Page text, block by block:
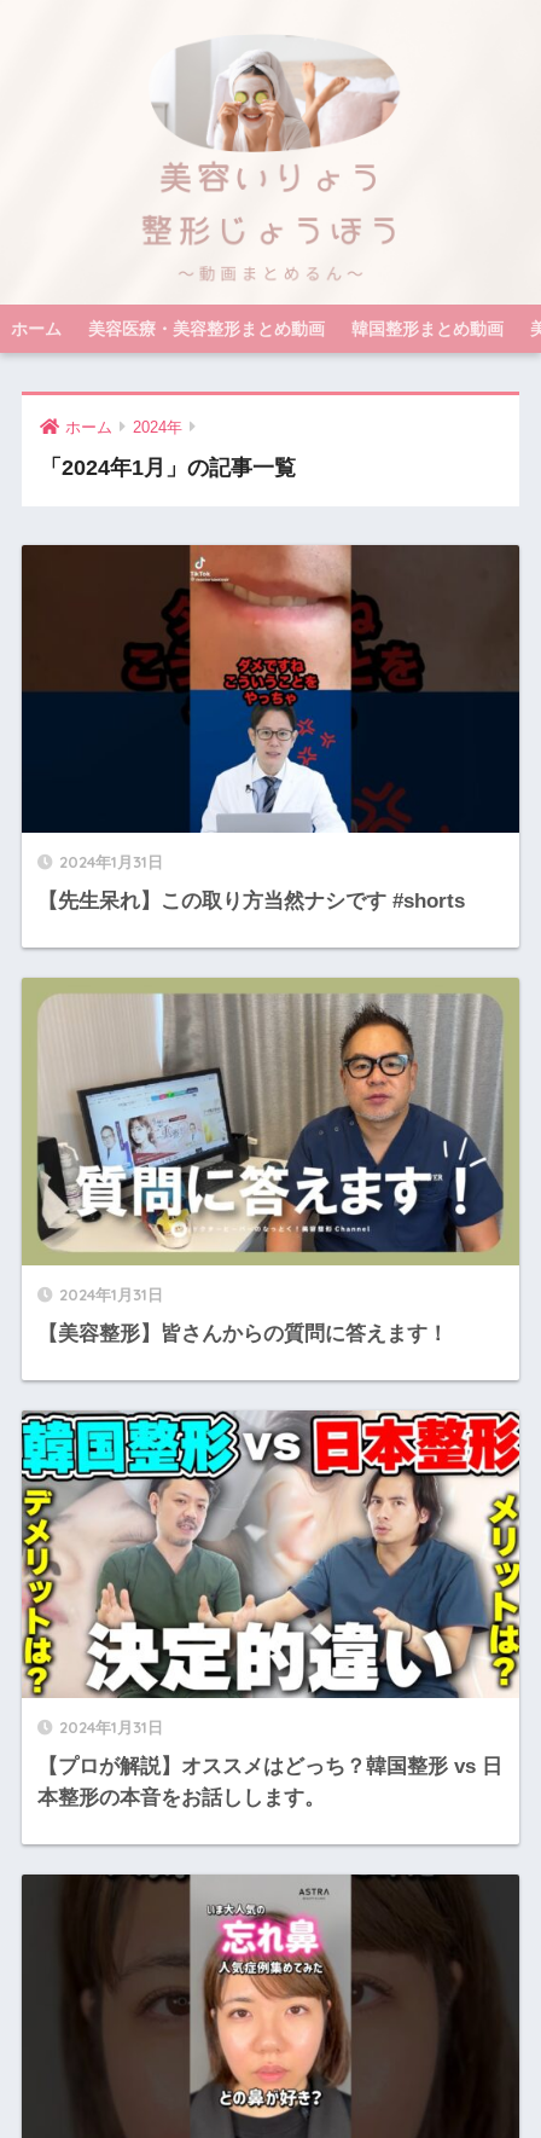
ホーム 美容医療・美容整形まとめ動画 韓国整形まとめ動画
ホーム 2024年
「2024年1月」の記事一覧
2024年1月31日
【先生呆れ】この取り方当然ナシです #shorts
2024年1月31日
【美容整形】皆さんからの質問に答えます！
2024年1月31日
【プロが解説】オススメはどっち？韓国整形 vs 日
本整形の本音をお話しします。